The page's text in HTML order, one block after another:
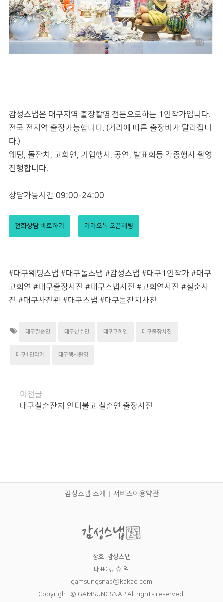
감성스냅은 대구지역 출장촬영 전문으로하는 1인작가입니다.
전국 전지역 출장가능합니다. (거리에 따른 출장비가 달라집니
다.)
웨딩, 돌잔치, 고희연, 기업행사, 공연, 발표회등 각종행사 촬영
진행합니다.
상담가능시간 09:00-24:00
전화상담 바로하기 카카오톡 오픈채팅
#대구웨딩스냅 #대구돌스냅 #감성스냅 #대구1인작가 #대구
고희연 #대구출장사진 #대구스냅사진 #고희연사진 #칠순사
진 #대구사진관 #대구스냅 #대구돌잔치사진
대구팔순연 대구산수연 대구고희연 대구출장사진
대구1인작가 대구행사촬영
이전글
대구칠순잔치 인터불고 칠순연 출장사진
감성스냅 소개 서비스이용약관
상호: 감성스냅
대표: 강 승 열
gamsungsnap@kakao.com
Copyright © GAMSUNGSNAP All rights reserved.